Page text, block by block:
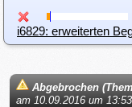
Abgebrochen
am 10.09.2016 um